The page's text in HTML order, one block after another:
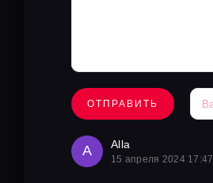
ОТПРАВИТЬ
A Alla
15 апреля 2024 17:47